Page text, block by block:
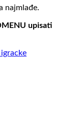
najmlađe.
upisati
igracke